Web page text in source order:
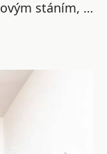
Prodej bytu 2+kk s lodžií a garážovým stáním, OV, 58m², ul. Svitákova 2818/9, Praha 5 - Stodůlky